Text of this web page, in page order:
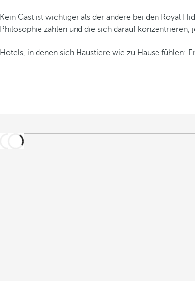
Kein Gast ist wichtiger als der andere bei den Royal
Philosophie zählen und die sich darauf konzentrieren,
Hotels, in denen sich Haustiere wie zu Hause fühlen: